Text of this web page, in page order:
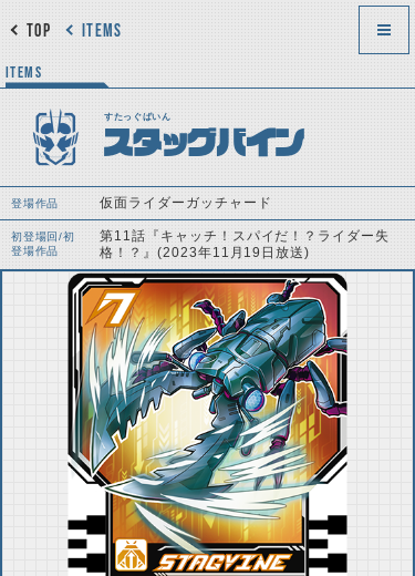
ITEMS
TOP
ITEMS
すたっぐばいん
スタッグバイン
登場作品 仮面ライダーガッチャード
初登場回/初
登場作品
第11話『キャッチ！スパイだ！？ライダー失
格！？』(2023年11月19日放送)